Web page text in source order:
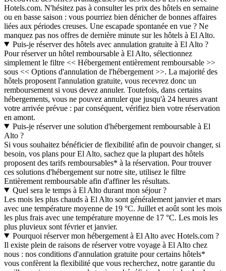
Hotels.com. N'hésitez pas à consulter les prix des hôtels en semaine
ou en basse saison : vous pourriez bien dénicher de bonnes affaires
liées aux périodes creuses. Une escapade spontanée en vue ? Ne
manquez pas nos offres de dernière minute sur les hôtels à El Alto.
Puis-je réserver des hôtels avec annulation gratuite à El Alto ?
Pour réserver un hôtel remboursable à El Alto, sélectionnez
simplement le filtre << Hébergement entièrement remboursable >>
sous << Options d'annulation de l'hébergement >>. La majorité des
hôtels proposent l'annulation gratuite, vous recevrez donc un
remboursement si vous devez annuler. Toutefois, dans certains
hébergements, vous ne pouvez annuler que jusqu'à 24 heures avant
votre arrivée prévue : par conséquent, vérifiez bien votre réservation
en amont.
Puis-je réserver une solution d'hébergement remboursable à El
Alto ?
Si vous souhaitez bénéficier de flexibilité afin de pouvoir changer, si
besoin, vos plans pour El Alto, sachez que la plupart des hôtels
proposent des tarifs remboursables* à la réservation. Pour trouver
ces solutions d'hébergement sur notre site, utilisez le filtre
Entièrement remboursable afin d'affiner les résultats.
Quel sera le temps à El Alto durant mon séjour ?
Les mois les plus chauds à El Alto sont généralement janvier et mars
avec une température moyenne de 19 °C. Juillet et août sont les mois
les plus frais avec une température moyenne de 17 °C. Les mois les
plus pluvieux sont février et janvier.
Pourquoi réserver mon hébergement à El Alto avec Hotels.com ?
Il existe plein de raisons de réserver votre voyage à El Alto chez
nous : nos conditions d'annulation gratuite pour certains hôtels*
vous confèrent la flexibilité que vous recherchez, notre garantie du